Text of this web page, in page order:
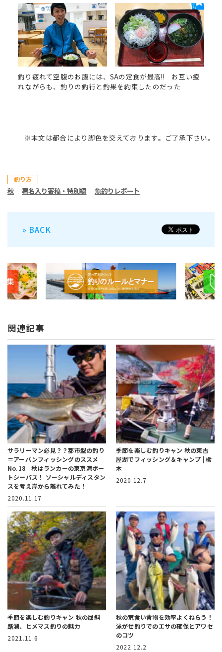
釣り疲れて空腹のお腹には、SAの定食が最高!! お互い疲
れながらも、釣りの釣行と釣果を約束したのだった
※本文は都合により脚色を交えております。ご了承下さい。
釣り方
秋 署名入り寄稿・特別編 魚釣りレポート
» BACK
関連記事
サラリーマン必見？？都市型の釣り
＝アーバンフィッシングのススメ
No.18 秋はランカーの東京湾ボー
トシーバス！ ソーシャルディスタン
スを考え岸から離れてみた！
2020.11.17
季節を楽しむ釣りキャン 秋の東古
屋湖でフィッシング＆キャンプ | 栃
木
2020.12.7
季節を楽しむ釣りキャン 秋の屈斜
路湖、ヒメマス釣りの魅力
2021.11.6
秋の荒食い青物を効率よくねらう！
泳がせ釣りでのエサの確保とアワセ
のコツ
2022.12.2